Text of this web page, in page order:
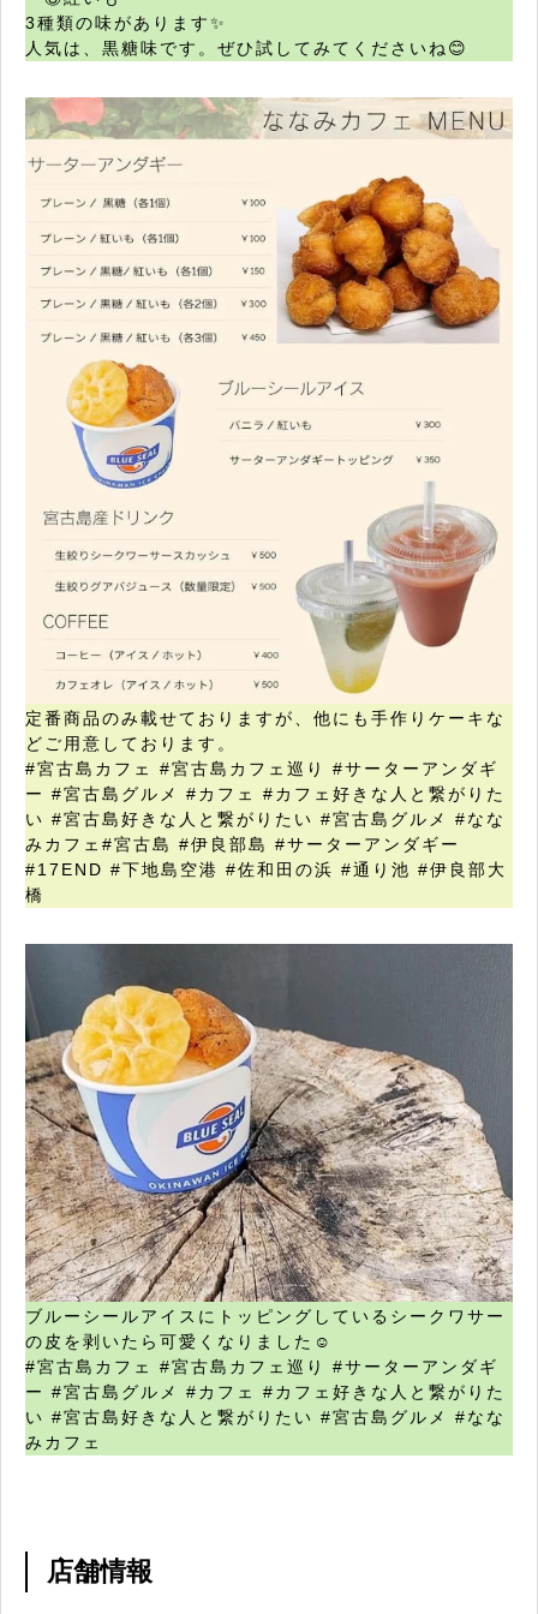
3種類の味があります✨
人気は、黒糖味です。ぜひ試してみてくださいね😊
定番商品のみ載せておりますが、他にも手作りケーキな
どご用意しております。
#宮古島カフェ #宮古島カフェ巡り #サーターアンダギ
ー #宮古島グルメ #カフェ #カフェ好きな人と繋がりた
い #宮古島好きな人と繋がりたい #宮古島グルメ #なな
みカフェ#宮古島 #伊良部島 #サーターアンダギー
#17END #下地島空港 #佐和田の浜 #通り池 #伊良部大
橋
ブルーシールアイスにトッピングしているシークワサー
の皮を剥いたら可愛くなりました☺️
#宮古島カフェ #宮古島カフェ巡り #サーターアンダギ
ー #宮古島グルメ #カフェ #カフェ好きな人と繋がりた
い #宮古島好きな人と繋がりたい #宮古島グルメ #なな
みカフェ
店舗情報